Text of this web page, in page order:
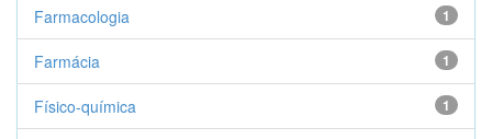
1
Farmacologia
1
Farmácia
1
Físico-química